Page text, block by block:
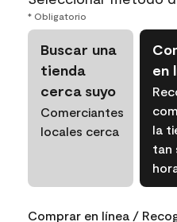
* Obligatorio
Buscar una
tienda
cerca suyo
Comerciantes
locales cerca
en
la
tan
Comprar en línea /